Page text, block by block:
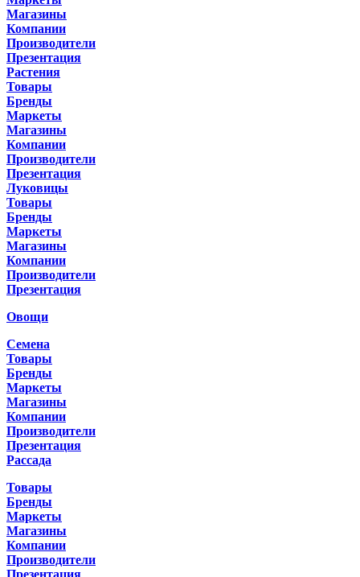
Магазины
Компании
Производители
Презентация
Растения
Товары
Бренды
Маркеты
Магазины
Компании
Производители
Презентация
Луковицы
Товары
Бренды
Маркеты
Магазины
Компании
Производители
Презентация
Овощи
Семена
Товары
Бренды
Маркеты
Магазины
Компании
Производители
Презентация
Рассада
Товары
Бренды
Маркеты
Магазины
Компании
Производители
Презентация